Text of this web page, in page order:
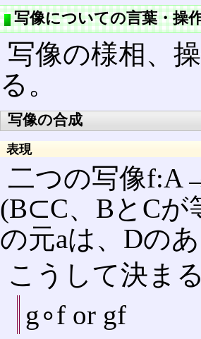
写像についての言葉・操
写像の様相、
る。
写像の合成
表現
二つの写像
(B⊂C、BとCが
の元aは、Dの
こうして決ま
g∘f or gf